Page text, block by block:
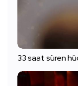
33 saat süren